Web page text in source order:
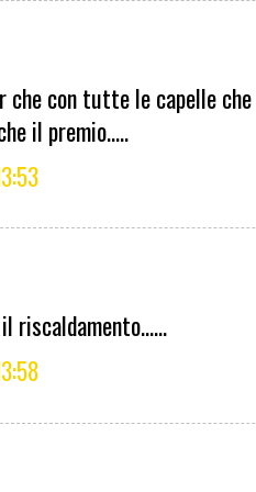
che con tutte le capelle
il premio.....
riscaldamento......